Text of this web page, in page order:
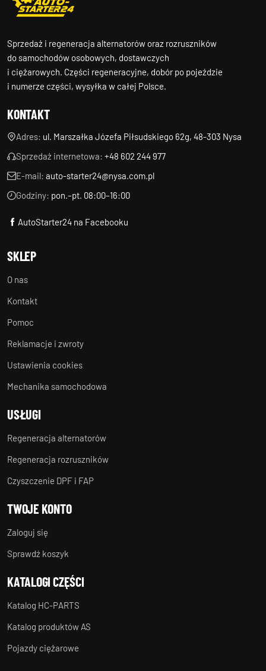
Sprzedaż i regeneracja alternatorów oraz rozruszników
do samochodów osobowych, dostawczych
i ciężarowych. Części regeneracyjne, dobór po pojeździe
i numerze części, wysyłka w całej Polsce.
KONTAKT
Adres: ul. Marszałka Józefa Piłsudskiego 62g, 48-303 Nysa
Sprzedaż internetowa: +48 602 244 977
E-mail: auto-starter24@nysa.com.pl
Godziny: pon.–pt. 08:00–16:00
AutoStarter24 na Facebooku
SKLEP
O nas
Kontakt
Pomoc
Reklamacje i zwroty
Ustawienia cookies
Mechanika samochodowa
USŁUGI
Regeneracja alternatorów
Regeneracja rozruszników
Czyszczenie DPF i FAP
TWOJE KONTO
Zaloguj się
Sprawdź koszyk
KATALOGI CZĘŚCI
Katalog HC-PARTS
Katalog produktów AS
Pojazdy ciężarowe